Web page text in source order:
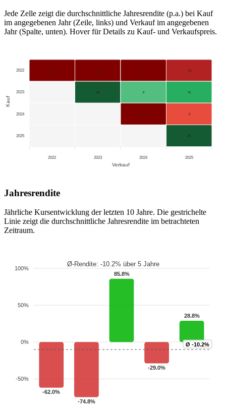
Jede Zelle zeigt die durchschnittliche Jahresrendite (p.a.) bei Kauf
im angegebenen Jahr (Zeile, links) und Verkauf im angegebenen
Jahr (Spalte, unten). Hover für Details zu Kauf- und Verkaufspreis.
2022
2023
2024
2025
Kauf
-75 -29 -32 -19
86 8 16
-29 -3
29
2022 2023 2024 2025
Verkauf
Jahresrendite
Jährliche Kursentwicklung der letzten 10 Jahre. Die gestrichelte
Linie zeigt die durchschnittliche Jahresrendite im betrachteten
Zeitraum.
Ø-Rendite: -10.2% über 5 Jahre
100%
50%
0%
-50%
-62.0%
-74.8%
85.8%
-29.0%
28.8%
Ø -10.2%